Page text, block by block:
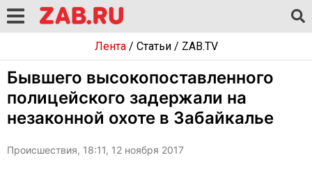
Лента/ Статьи/ ZAB.TV
Бывшего высокопоставленного
полицейского задержали на
незаконной охоте в Забайкалье
Происшествия, 18:11, 12 ноября 2017